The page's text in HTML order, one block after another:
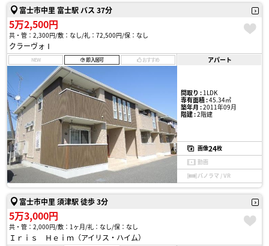
富士市中里 富士駅 バス 37分
5万2,500円
共・管：2,300円 敷：なし 礼：72,500円 保：なし
クラーヴォⅠ
NEW 即入居可 おすすめ アパート
間取り :1LDK
専有面積 :45.34㎡
築年月 :2011年09月
階建 :2階建
画像24枚
動画
パノラマ / VR
富士市中里 須津駅 徒歩 3分
5万3,000円
共・管：2,000円 敷：1ヶ月 礼：なし 保：なし
Ｉｒｉｓ Ｈｅｉｍ（アイリス・ハイム）